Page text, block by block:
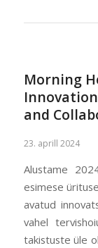
Morning
and
23. aprill 2024
Alustame
esimese
avatud
vahel
takistuste üle